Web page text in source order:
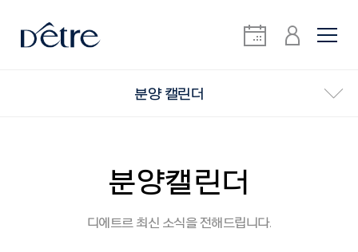
분양 캘린더
분양캘린더
디에트르 최신 소식을 전해드립니다.